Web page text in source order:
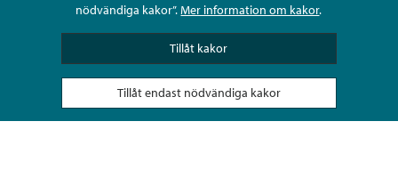
nödvändiga kakor”.Mer information om kakor.
Tillåt kakor
Tillåt endast nödvändiga kakor